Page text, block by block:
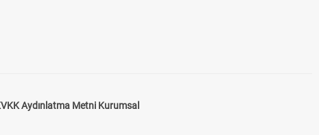
Aydınlatma Metni Kurumsal